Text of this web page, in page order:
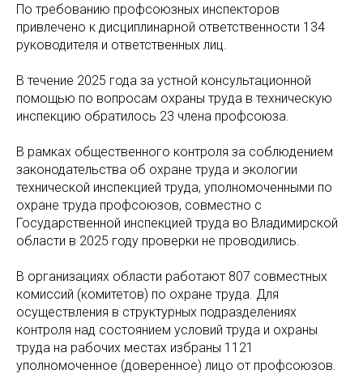
По требованию профсоюзных инспекторов
привлечено к дисциплинарной ответственности 134
руководителя и ответственных лиц.
В течение 2025 года за устной консультационной
помощью по вопросам охраны труда в техническую
инспекцию обратилось 23 члена профсоюза.
В рамках общественного контроля за соблюдением
законодательства об охране труда и экологии
технической инспекцией труда, уполномоченными по
охране труда профсоюзов, совместно с
Государственной инспекцией труда во Владимирской
области в 2025 году проверки не проводились.
В организациях области работают 807 совместных
комиссий (комитетов) по охране труда. Для
осуществления в структурных подразделениях
контроля над состоянием условий труда и охраны
труда на рабочих местах избраны 1121
уполномоченное (доверенное) лицо от профсоюзов.